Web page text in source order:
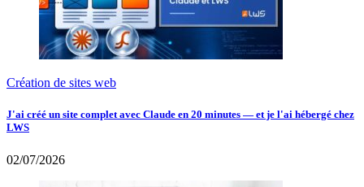
Création de sites web
J'ai créé un site complet avec Claude en 20 minutes — et je l'ai hébergé chez
LWS
02/07/2026